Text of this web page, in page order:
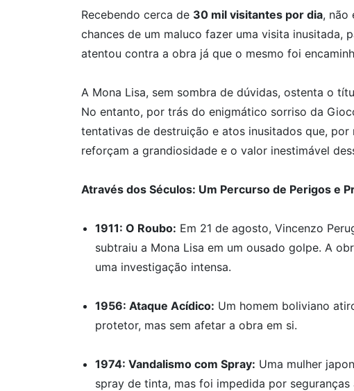
Recebendo cerca de 30 mil visitantes por dia, não
chances de um maluco fazer uma visita inusitada,
atentou contra a obra já que o mesmo foi
A Mona Lisa, sem sombra de dúvidas, ostenta o
No entanto, por trás do enigmático sorriso da
tentativas de destruição e atos inusitados que, por
reforçam a grandiosidade e o valor inestimável
Através dos Séculos: Um Percurso de Perigos e
1911: O Roubo: Em 21 de agosto, Vincenzo
subtraiu a Mona Lisa em um ousado golpe. A
uma investigação intensa.
1956: Ataque Acídico: Um homem boliviano
protetor, mas sem afetar a obra em si.
1974: Vandalismo com Spray: Uma mulher
spray de tinta, mas foi impedida por seguranças